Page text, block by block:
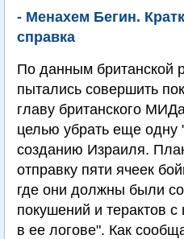
- Менахем Бегин.
справка
По данным британской
пытались совершить
главу британского
целью убрать еще одну
созданию Израиля.
отправку пяти ячеек
где они должны были
покушений и терактов
в ее логове". Как